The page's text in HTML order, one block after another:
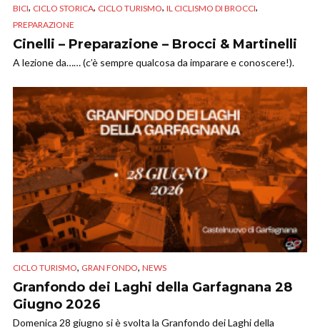
BICI, CICLO STORICA, CICLO TURISMO, IL CICLISMO DI BROCCI,
PREPARAZIONE
Cinelli – Preparazione – Brocci & Martinelli
A lezione da…… (c’è sempre qualcosa da imparare e conoscere!).
CICLO TURISMO, GRAN FONDO, NEWS
Granfondo dei Laghi della Garfagnana 28
Giugno 2026
Domenica 28 giugno si è svolta la Granfondo dei Laghi della